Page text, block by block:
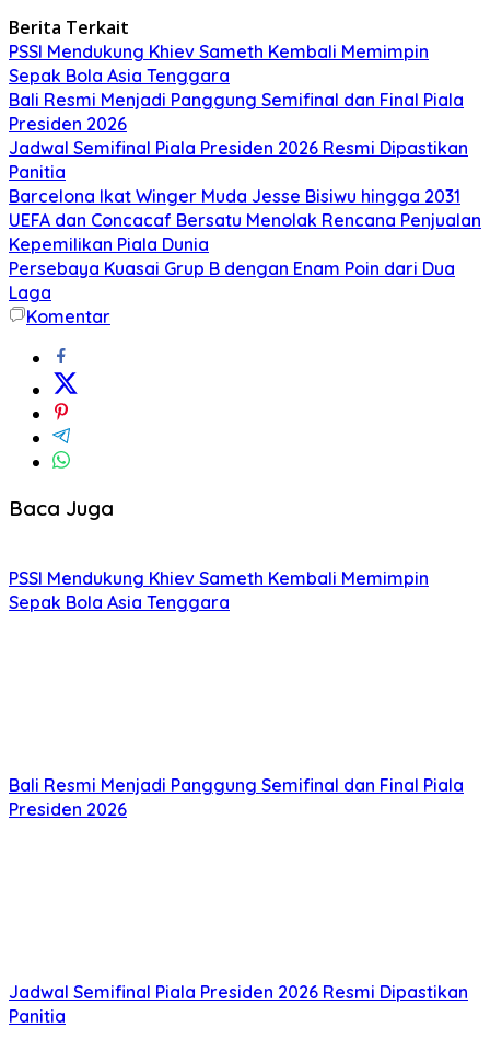
Berita Terkait
PSSI Mendukung Khiev Sameth Kembali Memimpin
Sepak Bola Asia Tenggara
Bali Resmi Menjadi Panggung Semifinal dan Final Piala
Presiden 2026
Jadwal Semifinal Piala Presiden 2026 Resmi Dipastikan
Panitia
Barcelona Ikat Winger Muda Jesse Bisiwu hingga 2031
UEFA dan Concacaf Bersatu Menolak Rencana Penjualan
Kepemilikan Piala Dunia
Persebaya Kuasai Grup B dengan Enam Poin dari Dua
Laga
Komentar
Baca Juga
PSSI Mendukung Khiev Sameth Kembali Memimpin
Sepak Bola Asia Tenggara
Bali Resmi Menjadi Panggung Semifinal dan Final Piala
Presiden 2026
Jadwal Semifinal Piala Presiden 2026 Resmi Dipastikan
Panitia